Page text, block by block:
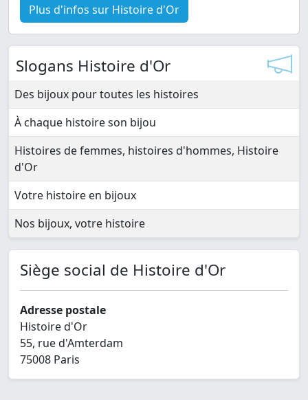
Plus d'infos sur Histoire d'Or
Slogans Histoire d'Or
Des bijoux pour toutes les histoires
À chaque histoire son bijou
Histoires de femmes, histoires d'hommes, Histoire
d'Or
Votre histoire en bijoux
Nos bijoux, votre histoire
Siège social de Histoire d'Or
Adresse postale
Histoire d'Or
55, rue d'Amterdam
75008 Paris